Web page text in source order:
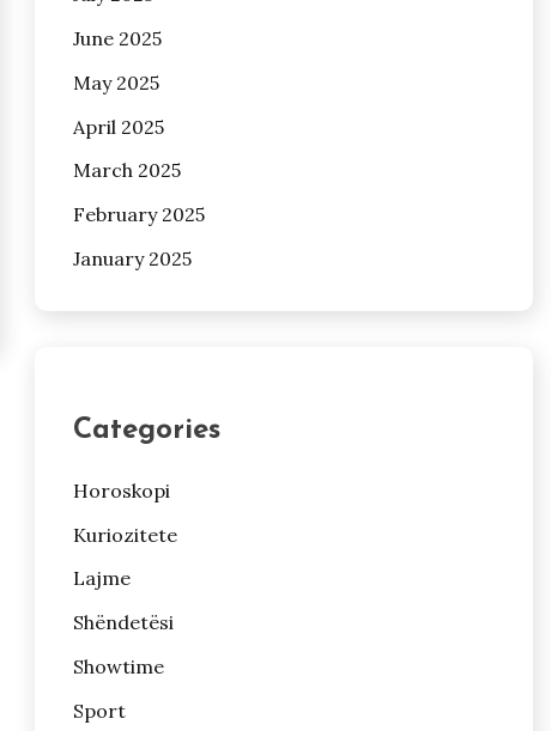
June 2025
May 2025
April 2025
March 2025
February 2025
January 2025
Categories
Horoskopi
Kuriozitete
Lajme
Shëndetësi
Showtime
Sport